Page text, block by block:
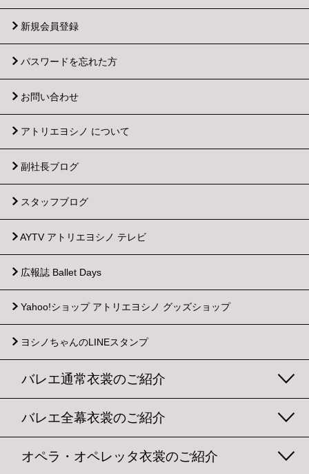
新規会員登録
パスワードを忘れた方
お問い合わせ
アトリエヨシノ について
副社長ブログ
スタッフブログ
AYTV アトリエヨシノ テレビ
広報誌 Ballet Days
Yahoo!ショップ アトリエヨシノ グッズショップ
ヨシノちゃんのLINEスタンプ
バレエ通常衣裳のご紹介
バレエ全幕衣裳のご紹介
オペラ・オペレッタ衣裳のご紹介